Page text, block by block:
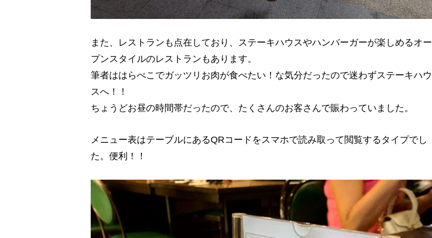
また、レストランも点在しており、ステーキハウスやハンバーガーが楽しめるオー
プンスタイルのレストランもあります。
筆者ははらぺこでガッツリお肉が食べたい！な気分だったので迷わずステーキハウ
スへ！！
ちょうどお昼の時間帯だったので、たくさんのお客さんで賑わっていました。
メニュー表はテーブルにあるQRコードをスマホで読み取って閲覧するタイプでし
た。便利！！